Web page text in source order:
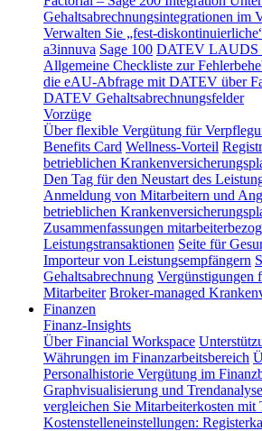
Gehaltsabrechnungsintegrationen im
Verwalten Sie „fest-
a3innuva Sage 100 DATEV LAUDS
Allgemeine Checkliste zur
die eAU-Abfrage mit DATEV über
DATEV Gehaltsabrechnungsfelder
Vorzüge
Über flexible Vergütung für
Benefits Card Wellness-Vorteil
betrieblichen
Den Tag für den Neustart des
Anmeldung von Mitarbeitern und
betrieblichen
Zusammenfassungen
Leistungstransaktionen Seite für
Importeur von Leistungsempfängern
Gehaltsabrechnung Vergünstigungen
Mitarbeiter Broker-managed
Finanzen
Finanz-Insights
Über Financial Workspace
Währungen im Finanzarbeitsbereich
Personalhistorie Vergütung im
Graphvisualisierung und Trendanalyse
vergleichen Sie Mitarbeiterkosten mit
Kostenstelleneinstellungen: